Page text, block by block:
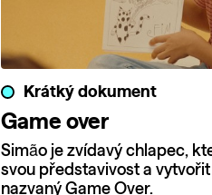
Krátký dokument
Game over
Simão je zvídavý chlapec,
svou představivost a
nazvaný Game Over.